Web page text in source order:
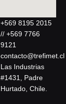
+569 8195 2015
// +569 7766
9121
contacto@trefimet.cl
Las Industrias
#1431, Padre
Hurtado, Chile.